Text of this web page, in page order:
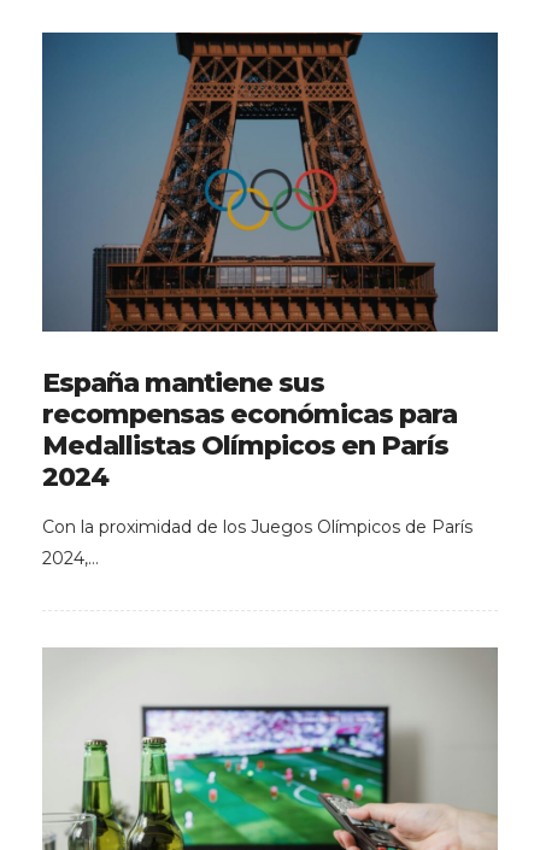
España mantiene sus
recompensas económicas para
Medallistas Olímpicos en París
2024
Con la proximidad de los Juegos Olímpicos de París
2024,…